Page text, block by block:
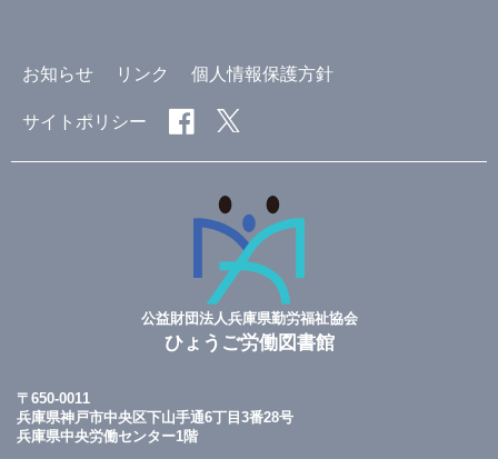
お知らせ リンク 個人情報保護方針
サイトポリシー
公益財団法人兵庫県勤労福祉協会
ひょうご労働図書館
〒650-0011
兵庫県神戸市中央区下山手通6丁目3番28号
兵庫県中央労働センター1階